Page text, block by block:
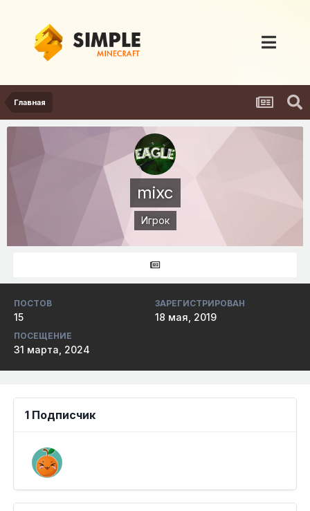
Главная
mixc
Игрок
ПОСТОВ
15
ЗАРЕГИСТРИРОВАН
18 мая, 2019
ПОСЕЩЕНИЕ
31 марта, 2024
1 Подписчик